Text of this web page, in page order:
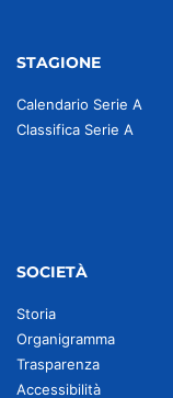
STAGIONE
Calendario Serie A
Classifica Serie A
SOCIETÀ
Storia
Organigramma
Trasparenza
Accessibilità